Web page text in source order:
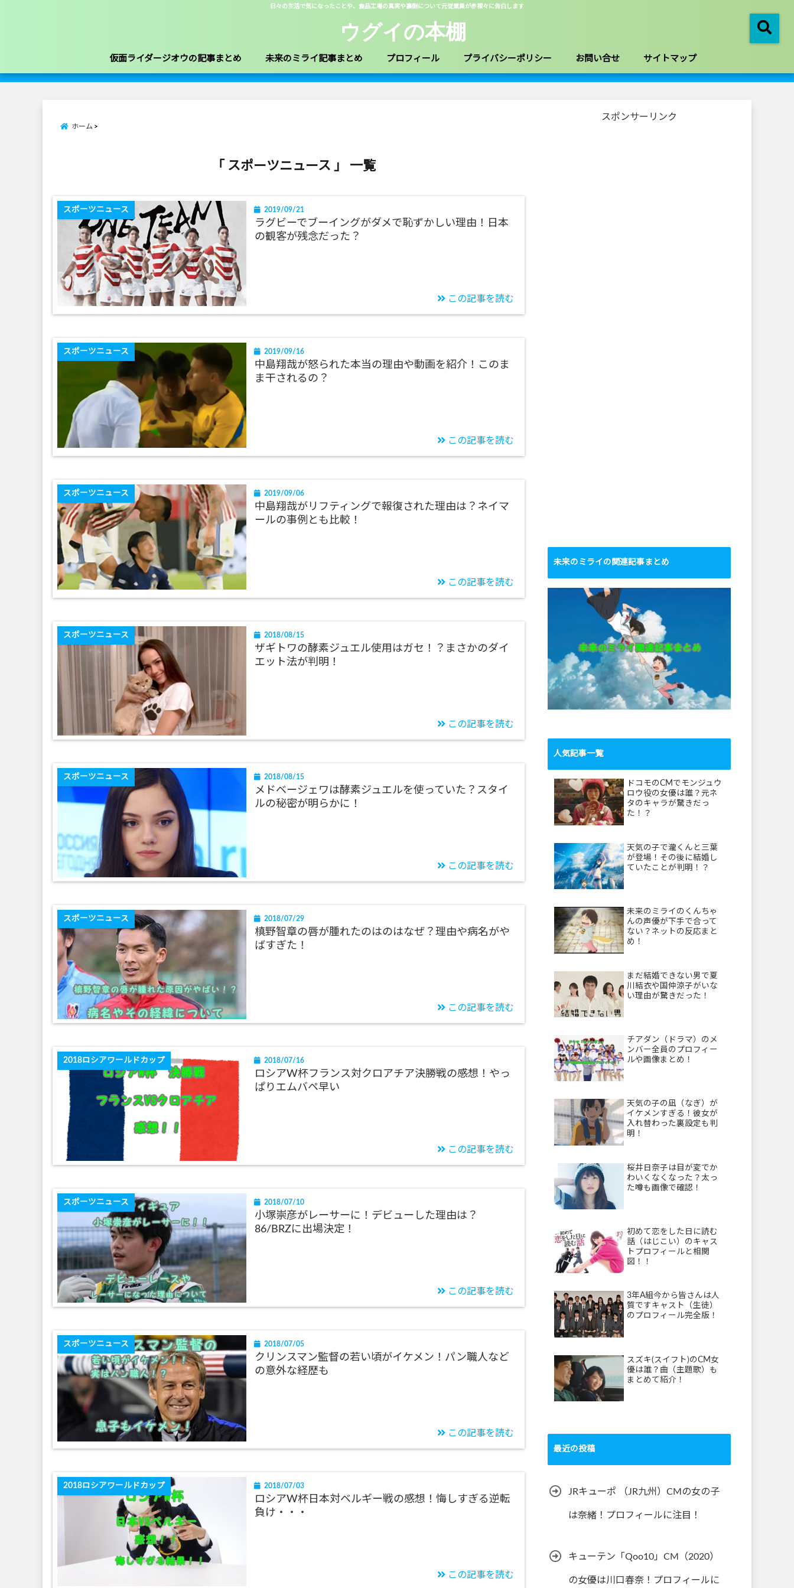
日々の生活で気になったことや、食品工場の真実や裏側について元従業員が赤裸々に告白します
ウグイの本棚
仮面ライダージオウの記事まとめ 未来のミライ記事まとめ プロフィール プライバシーポリシー お問い合せ サイトマップ
ホーム
「 スポーツニュース 」 一覧
スポーツニュース 2019/09/21
ラグビーでブーイングがダメで恥ずかしい理由！日本
の観客が残念だった？
この記事を読む
スポーツニュース 2019/09/16
中島翔哉が怒られた本当の理由や動画を紹介！このま
ま干されるの？
この記事を読む
スポーツニュース 2019/09/06
中島翔哉がリフティングで報復された理由は？ネイマ
ールの事例とも比較！
この記事を読む
スポーツニュース 2018/08/15
ザギトワの酵素ジュエル使用はガセ！？まさかのダイ
エット法が判明！
この記事を読む
スポーツニュース 2018/08/15
メドベージェワは酵素ジュエルを使っていた？スタイ
ルの秘密が明らかに！
この記事を読む
スポーツニュース 2018/07/29
槙野智章の唇が腫れたのはのはなぜ？理由や病名がや
ばすぎた！
この記事を読む
2018ロシアワールドカップ 2018/07/16
ロシアW杯フランス対クロアチア決勝戦の感想！やっ
ぱりエムバペ早い
この記事を読む
スポーツニュース 2018/07/10
小塚崇彦がレーサーに！デビューした理由は？
86/BRZに出場決定！
この記事を読む
スポーツニュース 2018/07/05
クリンスマン監督の若い頃がイケメン！パン職人など
の意外な経歴も
この記事を読む
2018ロシアワールドカップ 2018/07/03
ロシアW杯日本対ベルギー戦の感想！悔しすぎる逆転
負け・・・
この記事を読む
スポンサーリンク
未来のミライの関連記事まとめ
人気記事一覧
ドコモのCMでモンジュウ
ロウ役の女優は誰？元ネ
タのキャラが驚きだっ
た！？
天気の子で瀧くんと三葉
が登場！その後に結婚し
ていたことが判明！？
未来のミライのくんちゃ
んの声優が下手で合って
ない？ネットの反応まと
め！
まだ結婚できない男で夏
川結衣や国仲涼子がいな
い理由が驚きだった！
チアダン（ドラマ）のメ
ンバー全員のプロフィー
ルや画像まとめ！
天気の子の凪（なぎ）が
イケメンすぎる！彼女が
入れ替わった裏設定も判
明！
桜井日奈子は目が変でか
わいくなくなった？太っ
た噂も画像で確認！
初めて恋をした日に読む
話（はじこい）のキャス
トプロフィールと相関
図！！
3年A組今から皆さんは人
質ですキャスト（生徒）
のプロフィール完全版！
スズキ(スイフト)のCM女
優は誰？曲（主題歌）も
まとめて紹介！
最近の投稿
JRキューポ （JR九州）CMの女の子
は奈緒！プロフィールに注目！
キューテン「Qoo10」CM（2020）
の女優は川口春奈！プロフィールに